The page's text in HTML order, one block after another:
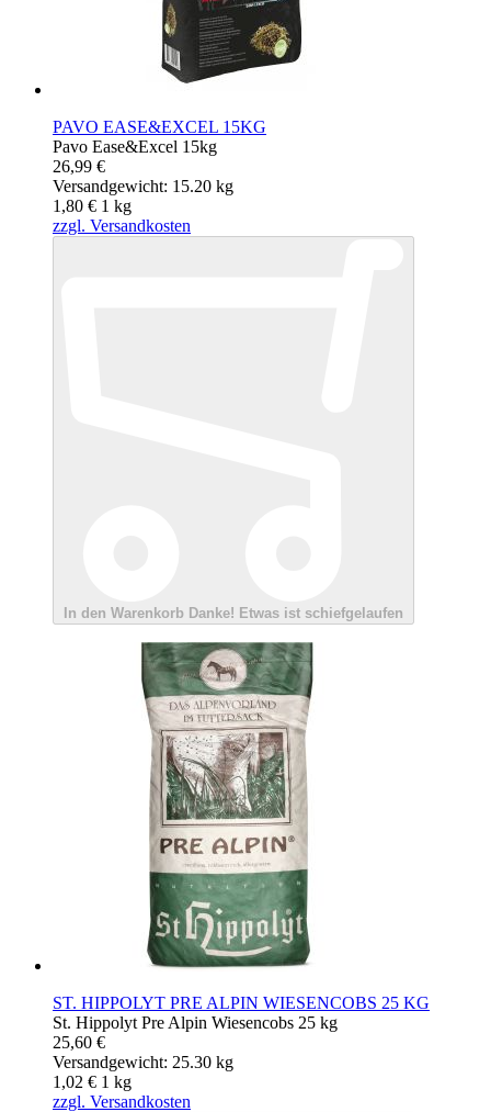
PAVO EASE&EXCEL 15KG
Pavo Ease&Excel 15kg
26,99 €
Versandgewicht: 15.20 kg
1,80 € 1 kg
zzgl. Versandkosten
In den Warenkorb Danke! Etwas ist schiefgelaufen
ST. HIPPOLYT PRE ALPIN WIESENCOBS 25 KG
St. Hippolyt Pre Alpin Wiesencobs 25 kg
25,60 €
Versandgewicht: 25.30 kg
1,02 € 1 kg
zzgl. Versandkosten